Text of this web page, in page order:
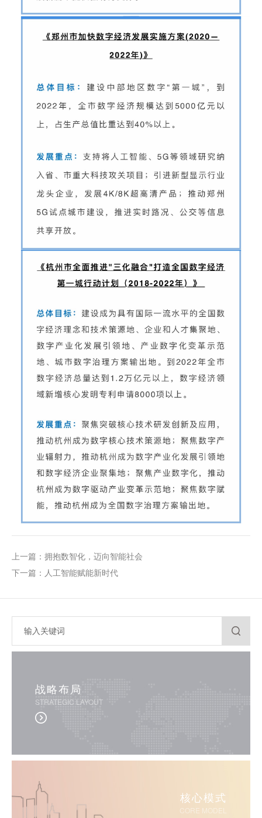
上一篇：拥抱数智化，迈向智能社会
下一篇：人工智能赋能新时代
战略布局
STRATEGIC LAYOUT
核心模式
CORE MODEL